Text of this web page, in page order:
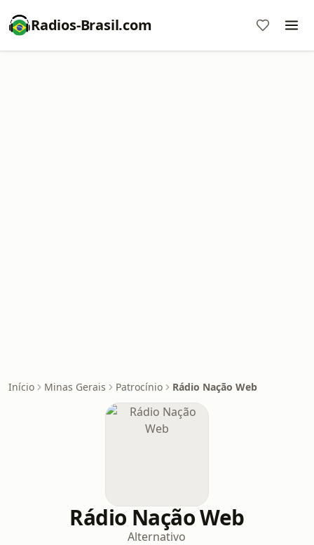
Radios-Brasil.com
Início Minas Gerais Patrocínio Rádio Nação Web
Rádio Nação Web
Alternativo